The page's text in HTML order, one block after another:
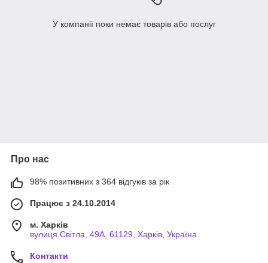
У компанії поки немає товарів або послуг
Про нас
98% позитивних з 364 відгуків за рік
Працює з 24.10.2014
м. Харків
вулиця Світла, 49А, 61129, Харків, Україна
Контакти